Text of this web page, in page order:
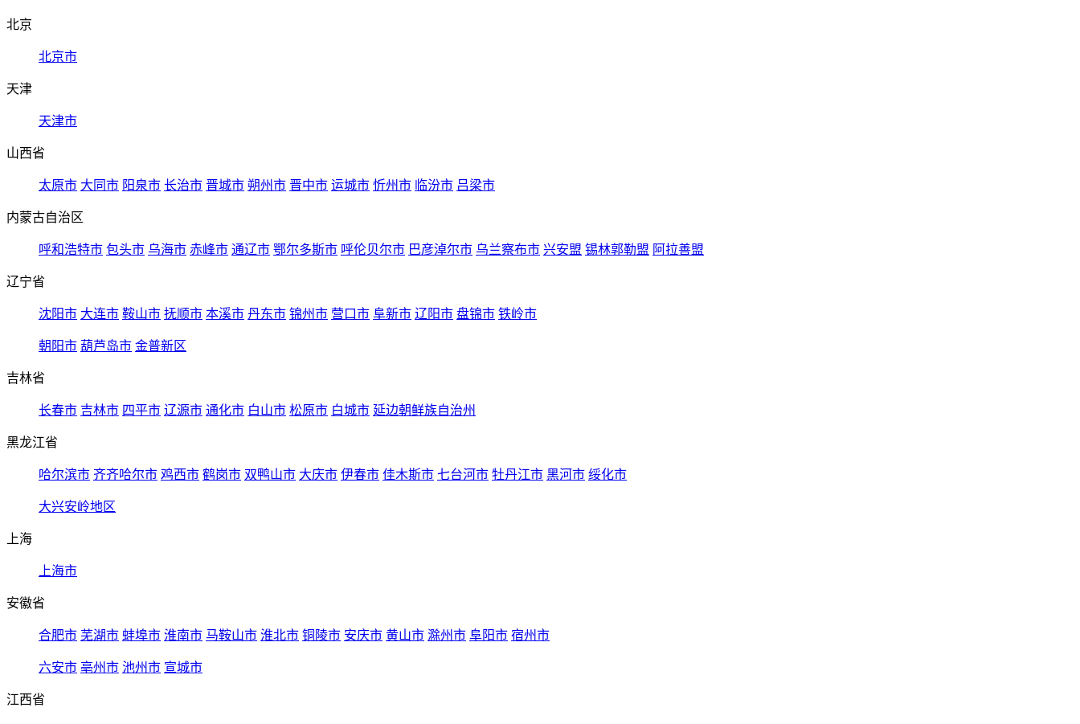
北京
北京市
天津
天津市
山西省
太原市 大同市 阳泉市 长治市 晋城市 朔州市 晋中市 运城市 忻州市 临汾市 吕梁市
内蒙古自治区
呼和浩特市 包头市 乌海市 赤峰市 通辽市 鄂尔多斯市 呼伦贝尔市 巴彦淖尔市 乌兰察布市 兴安盟 锡林郭勒盟 阿拉善盟
辽宁省
沈阳市 大连市 鞍山市 抚顺市 本溪市 丹东市 锦州市 营口市 阜新市 辽阳市 盘锦市 铁岭市
朝阳市 葫芦岛市 金普新区
吉林省
长春市 吉林市 四平市 辽源市 通化市 白山市 松原市 白城市 延边朝鲜族自治州
黑龙江省
哈尔滨市 齐齐哈尔市 鸡西市 鹤岗市 双鸭山市 大庆市 伊春市 佳木斯市 七台河市 牡丹江市 黑河市 绥化市
大兴安岭地区
上海
上海市
安徽省
合肥市 芜湖市 蚌埠市 淮南市 马鞍山市 淮北市 铜陵市 安庆市 黄山市 滁州市 阜阳市 宿州市
六安市 亳州市 池州市 宣城市
江西省